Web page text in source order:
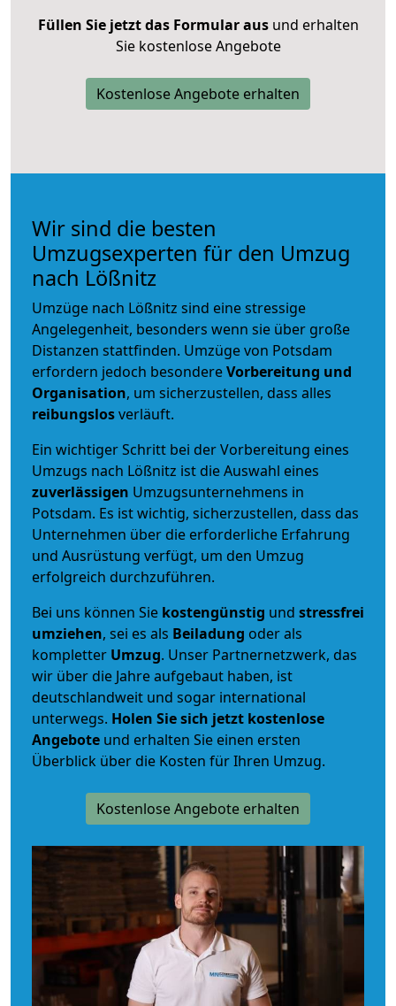
Füllen Sie jetzt das Formular ausund erhalten
Sie kostenlose Angebote
Kostenlose Angebote erhalten
Wir sind die besten
Umzugsexperten für den Umzug
nach Lößnitz
Umzüge nach Lößnitz sind eine stressige
Angelegenheit, besonders wenn sie über große
Distanzen stattfinden. Umzüge von Potsdam
erfordern jedoch besondereVorbereitung und
Organisation, um sicherzustellen, dass alles
reibungslosverläuft.
Ein wichtiger Schritt bei der Vorbereitung eines
Umzugs nach Lößnitz ist die Auswahl eines
zuverlässigen Umzugsunternehmens in
Potsdam. Es ist wichtig, sicherzustellen, dass das
Unternehmen über die erforderliche Erfahrung
und Ausrüstung verfügt, um den Umzug
erfolgreich durchzuführen.
Bei uns können Sie kostengünstig und stressfrei
umziehen, sei es als Beiladung oder als
kompletter Umzug. Unser Partnernetzwerk, das
wir über die Jahre aufgebaut haben, ist
deutschlandweit und sogar international
unterwegs. Holen Sie sich jetzt kostenlose
Angebote und erhalten Sie einen ersten
Überblick über die Kosten für Ihren Umzug.
Kostenlose Angebote erhalten